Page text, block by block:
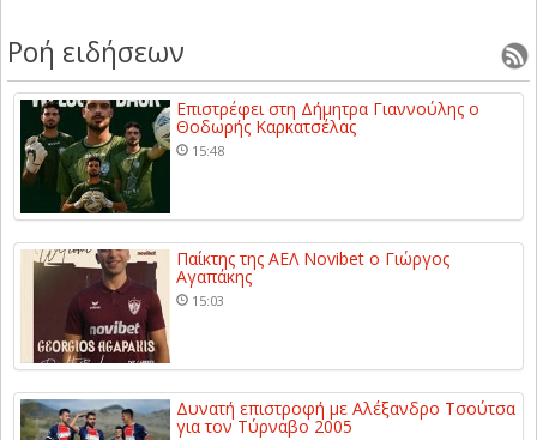
Ροή ειδήσεων
Επιστρέφει στη Δήμητρα Γιαννούλης ο
Θοδωρής Καρκατσέλας
15:48
Παίκτης της ΑΕΛ Novibet ο Γιώργος
Αγαπάκης
15:03
Δυνατή επιστροφή με Αλέξανδρο Τσούτσα
για τον Τύρναβο 2005